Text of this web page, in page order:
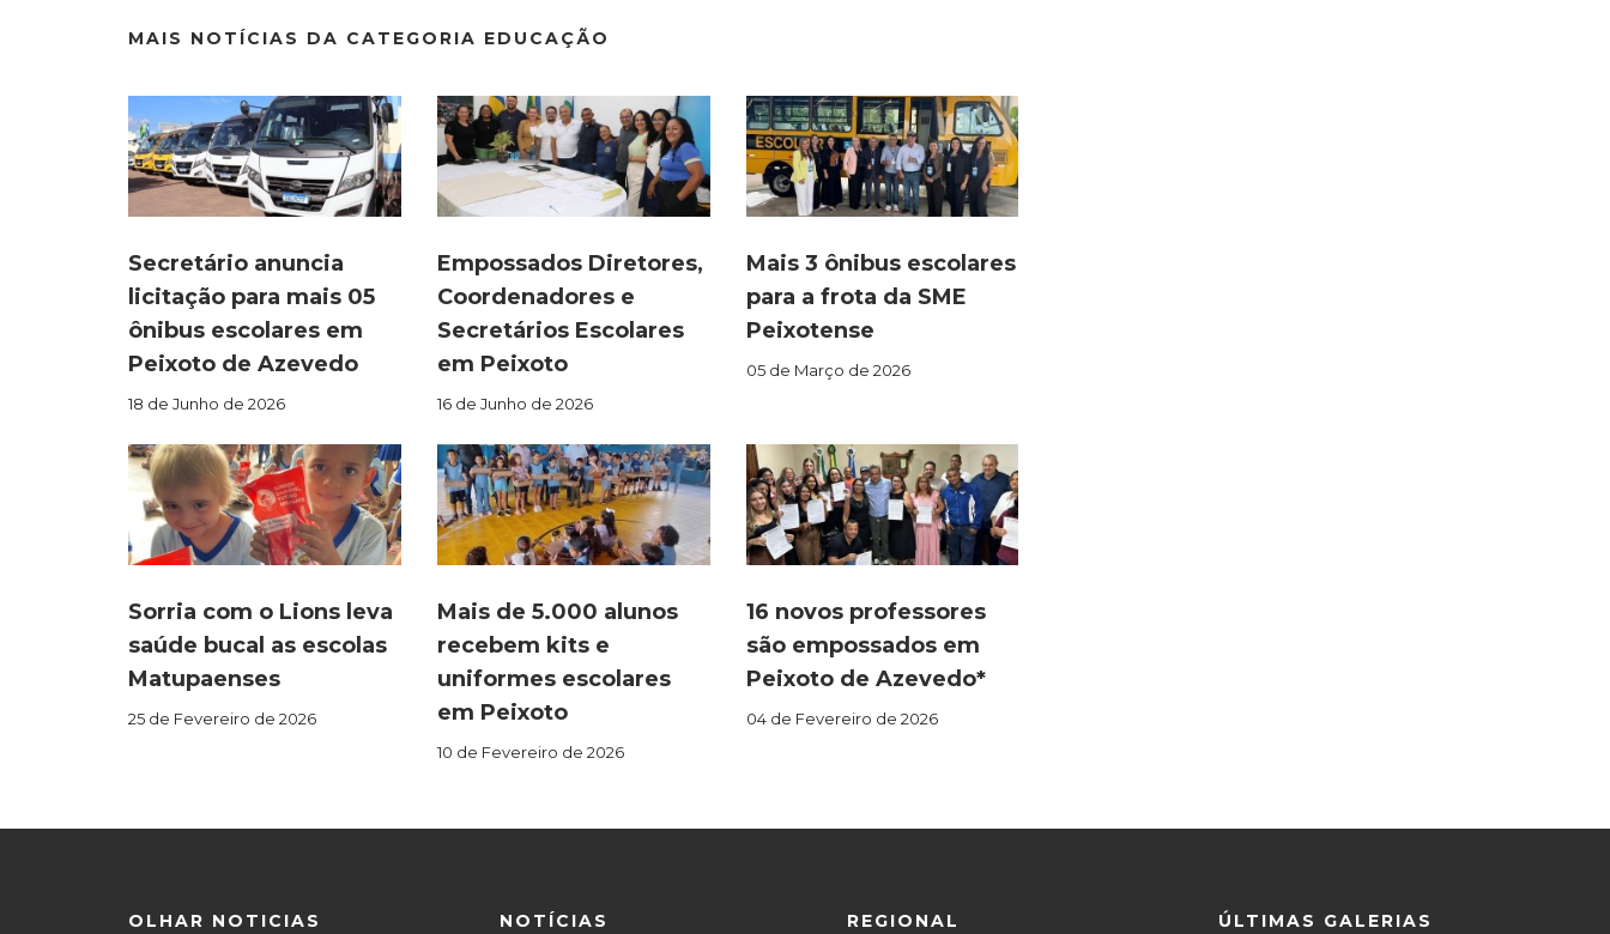
MAIS NOTÍCIAS DA CATEGORIA EDUCAÇÃO
Secretário anuncia
licitação para mais 05
ônibus escolares em
Peixoto de Azevedo
18 de Junho de 2026
Empossados Diretores,
Coordenadores e
Secretários Escolares
em Peixoto
16 de Junho de 2026
Mais 3 ônibus escolares
para a frota da SME
Peixotense
05 de Março de 2026
Sorria com o Lions leva
saúde bucal as escolas
Matupaenses
25 de Fevereiro de 2026
Mais de 5.000 alunos
recebem kits e
uniformes escolares
em Peixoto
10 de Fevereiro de 2026
16 novos professores
são empossados em
Peixoto de Azevedo*
04 de Fevereiro de 2026
OLHAR NOTICIAS NOTÍCIAS REGIONAL ÚLTIMAS GALERIAS